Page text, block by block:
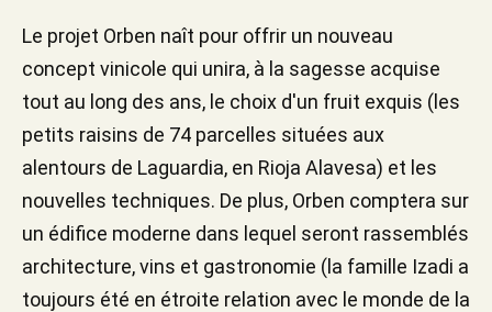
Le projet Orben naît pour offrir un nouveau
concept vinicole qui unira, à la sagesse acquise
tout au long des ans, le choix d'un fruit exquis (les
petits raisins de 74 parcelles situées aux
alentours de Laguardia, en Rioja Alavesa) et les
nouvelles techniques. De plus, Orben comptera sur
un édifice moderne dans lequel seront rassemblés
architecture, vins et gastronomie (la famille Izadi a
toujours été en étroite relation avec le monde de la